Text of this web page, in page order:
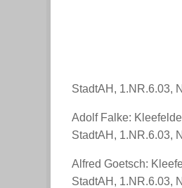
StadtAH, 1.NR.6.03,
Adolf Falke:
StadtAH, 1.NR.6.03,
Alfred Goetsch:
StadtAH, 1.NR.6.03,